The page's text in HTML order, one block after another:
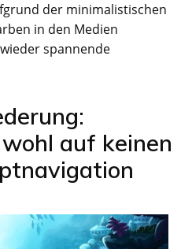
der minimalistischen
in den Medien
spannende
auf keinen